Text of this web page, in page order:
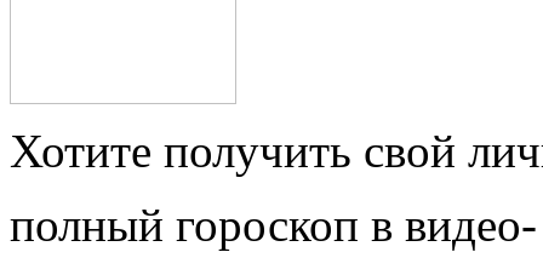
Хотите получить свой
полный гороскоп в видео-